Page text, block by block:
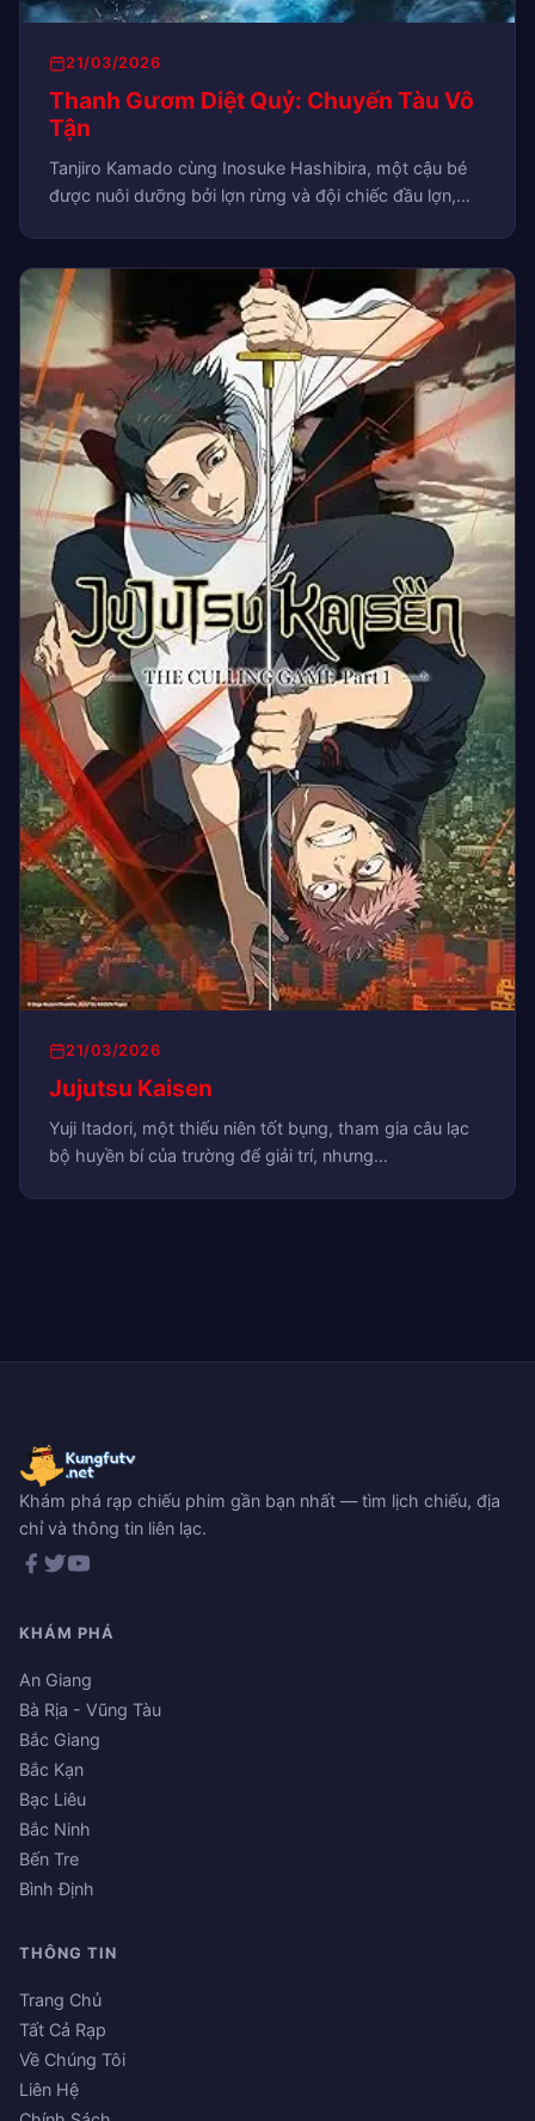
21/03/2026
Thanh Gươm Diệt Quỷ: Chuyến Tàu Vô
Tận
Tanjiro Kamado cùng Inosuke Hashibira, một cậu bé
được nuôi dưỡng bởi lợn rừng và đội chiếc đầu lợn,
21/03/2026
Jujutsu Kaisen
Yuji Itadori, một thiếu niên tốt bụng, tham gia câu lạc
bộ huyền bí của trường để giải trí, nhưng…
Khám phá rạp chiếu phim gần bạn nhất — tìm lịch chiếu, địa
chỉ và thông tin liên lạc.
KHÁM PHÁ
An Giang
Bà Rịa - Vũng Tàu
Bắc Giang
Bắc Kạn
Bạc Liêu
Bắc Ninh
Bến Tre
Bình Định
THÔNG TIN
Trang Chủ
Tất Cả Rạp
Về Chúng Tôi
Liên Hệ